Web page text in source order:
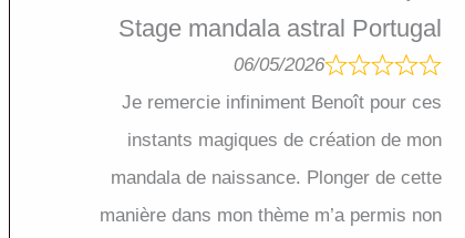
Stage mandala astral Portugal
06/05/2026
Je remercie infiniment Benoît pour ces
instants magiques de création de mon
mandala de naissance. Plonger de cette
manière dans mon thème m’a permis non